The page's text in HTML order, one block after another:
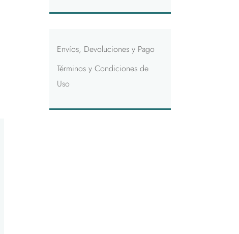
Envíos, Devoluciones y Pago
Términos y Condiciones de
Uso